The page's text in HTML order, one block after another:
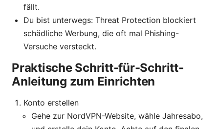
fällt.
Du bist unterwegs: Threat Protection blockiert
schädliche Werbung, die oft mal Phishing-
Versuche versteckt.
Praktische Schritt-für-Schritt-
Anleitung zum Einrichten
Konto erstellen
Gehe zur NordVPN-Website, wähle Jahresabo,